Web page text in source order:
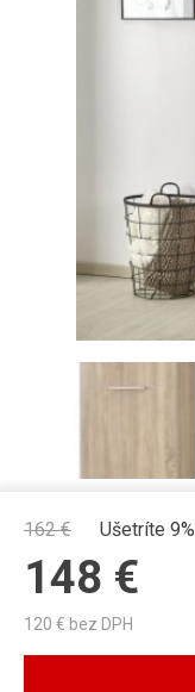
162€ Ušetríte 9%
148 €
120 € bez DPH